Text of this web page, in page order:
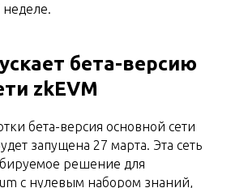
неделе.
бета-версию
zkEVM
бета-версия основной сети
запущена 27 марта. Эта сеть
решение для
с нулевым набором знаний,